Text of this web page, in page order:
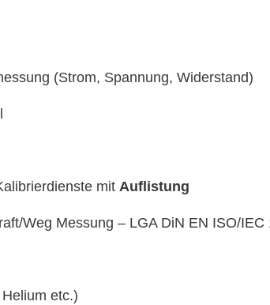
(Strom, Spannung, Widerstand)
mit Auflistung
Weg Messung – LGA DiN EN ISO/IEC
etc.)